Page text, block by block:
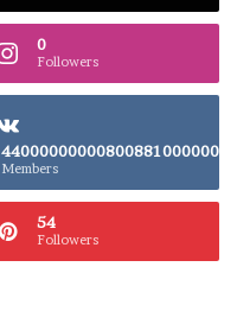
0
Followers
Members
54
Followers